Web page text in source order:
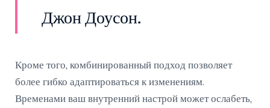
Джон Доусон.
Кроме того, комбинированный подход позволяет
более гибко адаптироваться к изменениям.
Временами ваш внутренний настрой может ослабеть,